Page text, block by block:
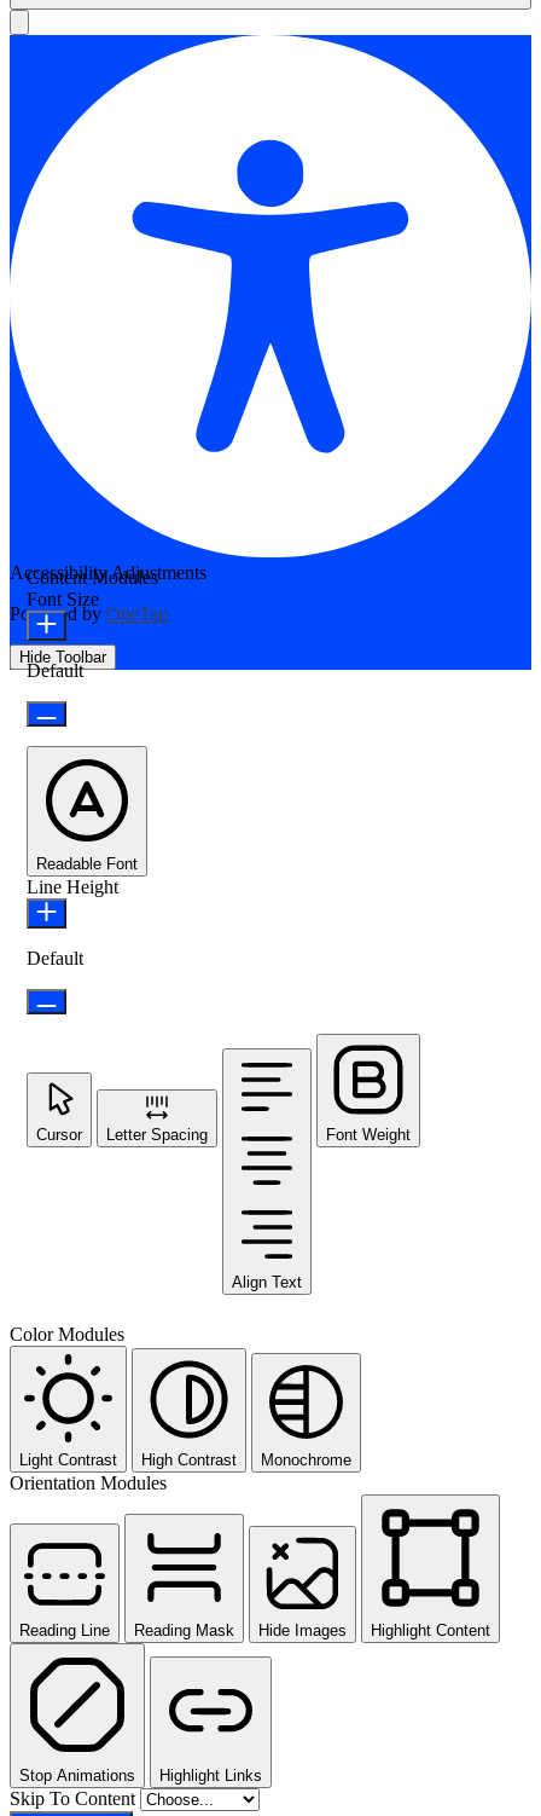
Accessibility Adjustments
Powered by OneTap
Hide Toolbar
Content Modules
Font Size
Default
Readable Font
Line Height
Default
Cursor Letter Spacing
Align Text
Font Weight
Color Modules
Light Contrast High Contrast Monochrome
Orientation Modules
Reading Line Reading Mask Hide Images Highlight Content
Stop Animations Highlight Links
Skip To Content